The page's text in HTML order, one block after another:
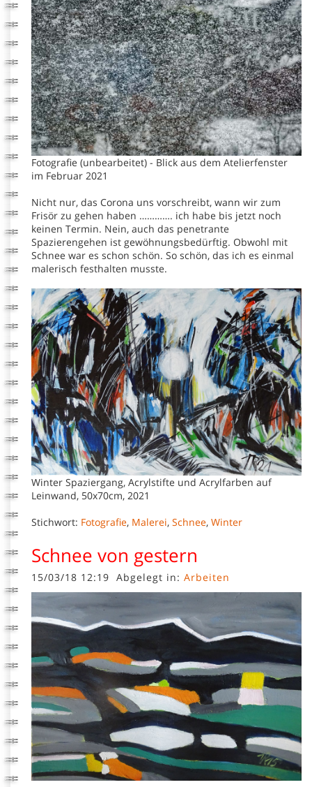
Fotografie (unbearbeitet) - Blick aus dem Atelierfenster
im Februar 2021
Nicht nur, das Corona uns vorschreibt, wann wir zum
Frisör zu gehen haben …………. ich habe bis jetzt noch
keinen Termin. Nein, auch das penetrante
Spazierengehen ist gewöhnungsbedürftig. Obwohl mit
Schnee war es schon schön. So schön, das ich es einmal
malerisch festhalten musste.
Winter Spaziergang, Acrylstifte und Acrylfarben auf
Leinwand, 50x70cm, 2021
Stichwort: Fotografie, Malerei, Schnee, Winter
Schnee von gestern
15/03/18 12:19 Abgelegt in: Arbeiten